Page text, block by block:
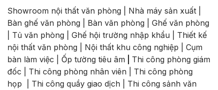
Showroom nội thất văn phòng Nhà máy sản xuất
Bàn ghế văn phòng
Bàn văn phòng
Ghế văn phòng
Tủ văn phòng Ghế hội trường nhập khẩu
Thiết kế
nội thất văn phòng
Nội thất khu công nghiệp
Cụm
bàn làm việc
Ốp tường tiêu âm
Thi công phòng giám
đốc
Thi công phòng nhân viên
Thi công phòng
họp
Thi công quầy giao dịch
Thi công sảnh văn